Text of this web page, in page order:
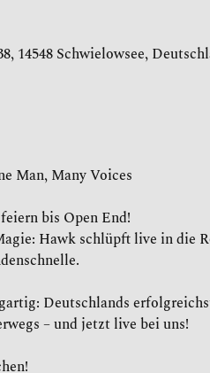
14548 Schwielowsee,
Man, Many Voices
bis Open End!
Hawk schlüpft live in die
Deutschlands
– und jetzt live bei uns!